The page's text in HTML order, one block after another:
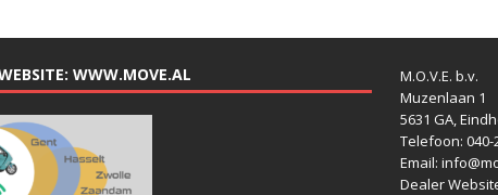
WWW.MOVE.AL
M.O.V.E. b.v.
Muzenlaan 1
5631 GA,
Telefoon: 040-
Email:
Dealer